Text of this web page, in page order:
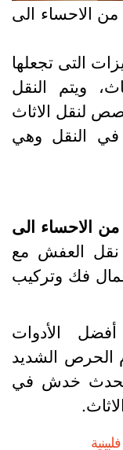
الى
التى تجعلها
النقل
لنقل الاثاث
النقل وهي
الى
العفش مع
توفير أكثر من 5 عمال فك وتركيب
الأدوات
الشديد
خدش في